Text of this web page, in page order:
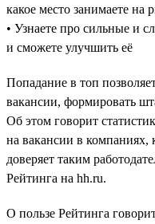
какое место занимаете на
• Узнаете про сильные и
и сможете улучшить её
Попадание в топ
вакансии, формировать
Об этом говорит
на вакансии в компаниях,
доверяет таким
Рейтинга на hh.ru.
О пользе Рейтинга